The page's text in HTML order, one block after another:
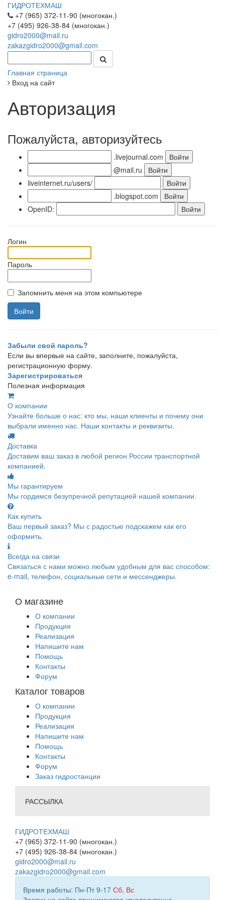
ГИДРОТЕХМАШ
+7 (965) 372-11-90 (многокан.)
+7 (495) 926-38-84 (многокан.)
gidro2000@mail.ru
zakazgidro2000@gmail.com
Главная страница
Вход на сайт
Авторизация
Пожалуйста, авторизуйтесь
.livejournal.com
@mail.ru
liveinternet.ru/users/
.blogspot.com
OpenID:
Логин
Пароль
Запомнить меня на этом компьютере
Забыли свой пароль?
Если вы впервые на сайте, заполните, пожалуйста,
регистрационную форму.
Зарегистрироваться
Полезная информация
О компании
Узнайте больше о нас: кто мы, наши клиенты и почему они
выбрали именно нас. Наши контакты и реквизиты.
Доставка
Доставим ваш заказ в любой регион России транспортной
компанией.
Мы гарантируем
Мы гордимся безупречной репутацией нашей компании.
Как купить
Ваш первый заказ? Мы с радостью подскажем как его
оформить.
Всегда на связи
Связаться с нами можно любым удобным для вас способом:
e-mail, телефон, социальные сети и мессенджеры.
О магазине
О компании
Продукция
Реализация
Напишите нам
Помощь
Контакты
Форум
Каталог товаров
О компании
Продукция
Реализация
Напишите нам
Помощь
Контакты
Форум
Заказ гидростанции
РАССЫЛКА
ГИДРОТЕХМАШ
+7 (965) 372-11-90 (многокан.)
+7 (495) 926-38-84 (многокан.)
gidro2000@mail.ru
zakazgidro2000@gmail.com
Время работы: Пн-Пт 9-17 Сб, Вс